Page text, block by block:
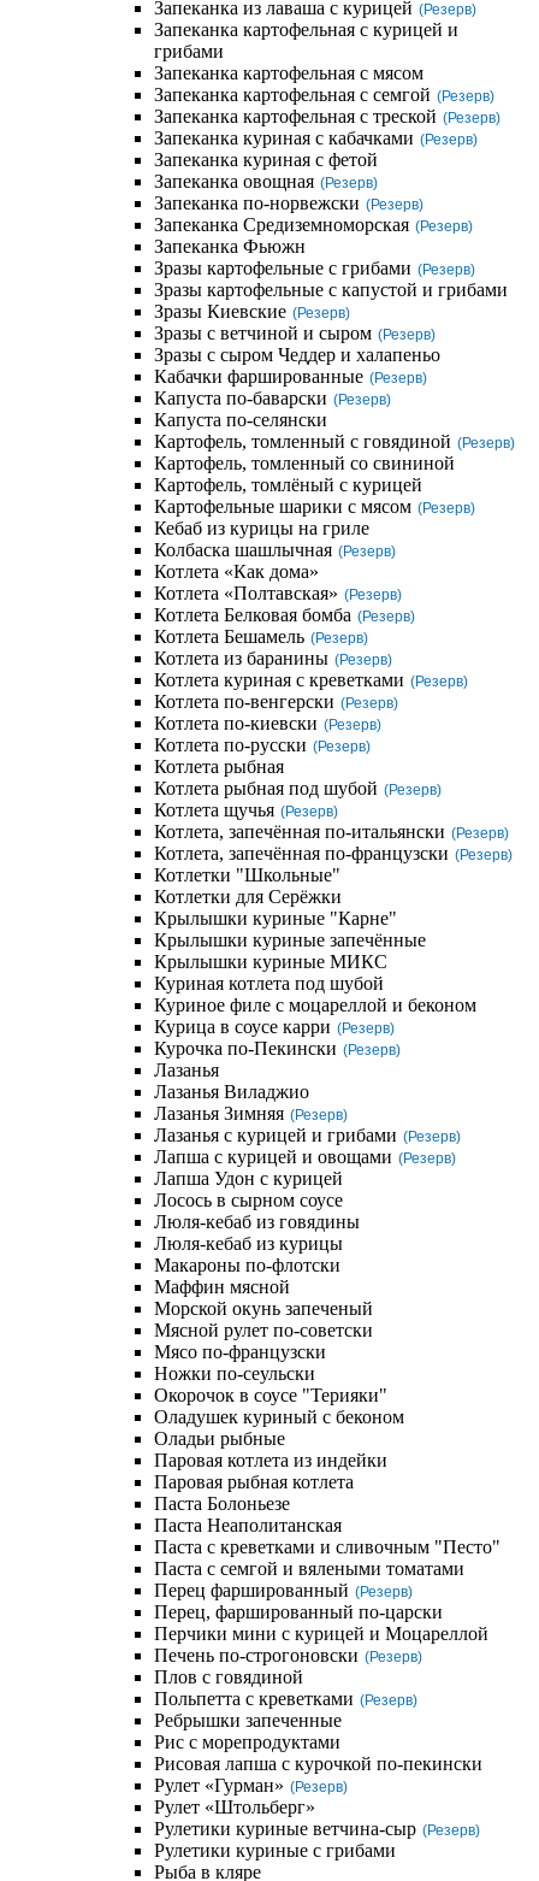
Запеканка из лаваша с курицей (Резерв)
Запеканка картофельная с курицей и
грибами
Запеканка картофельная с мясом
Запеканка картофельная с семгой (Резерв)
Запеканка картофельная с треской (Резерв)
Запеканка куриная с кабачками (Резерв)
Запеканка куриная с фетой
Запеканка овощная (Резерв)
Запеканка по-норвежски (Резерв)
Запеканка Средиземноморская (Резерв)
Запеканка Фьюжн
Зразы картофельные с грибами (Резерв)
Зразы картофельные с капустой и грибами
Зразы Киевские (Резерв)
Зразы с ветчиной и сыром (Резерв)
Зразы с сыром Чеддер и халапеньо
Кабачки фаршированные (Резерв)
Капуста по-баварски (Резерв)
Капуста по-селянски
Картофель, томленный с говядиной (Резерв)
Картофель, томленный со свининой
Картофель, томлёный с курицей
Картофельные шарики с мясом (Резерв)
Кебаб из курицы на гриле
Колбаска шашлычная (Резерв)
Котлета «Как дома»
Котлета «Полтавская» (Резерв)
Котлета Белковая бомба (Резерв)
Котлета Бешамель (Резерв)
Котлета из баранины (Резерв)
Котлета куриная с креветками (Резерв)
Котлета по-венгерски (Резерв)
Котлета по-киевски (Резерв)
Котлета по-русски (Резерв)
Котлета рыбная
Котлета рыбная под шубой (Резерв)
Котлета щучья (Резерв)
Котлета, запечённая по-итальянски (Резерв)
Котлета, запечённая по-французски (Резерв)
Котлетки "Школьные"
Котлетки для Серёжки
Крылышки куриные "Карне"
Крылышки куриные запечённые
Крылышки куриные МИКС
Куриная котлета под шубой
Куриное филе с моцареллой и беконом
Курица в соусе карри (Резерв)
Курочка по-Пекински (Резерв)
Лазанья
Лазанья Виладжио
Лазанья Зимняя (Резерв)
Лазанья с курицей и грибами (Резерв)
Лапша с курицей и овощами (Резерв)
Лапша Удон с курицей
Лосось в сырном соусе
Люля-кебаб из говядины
Люля-кебаб из курицы
Макароны по-флотски
Маффин мясной
Морской окунь запеченый
Мясной рулет по-советски
Мясо по-французски
Ножки по-сеульски
Окорочок в соусе "Терияки"
Оладушек куриный с беконом
Оладьи рыбные
Паровая котлета из индейки
Паровая рыбная котлета
Паста Болоньезе
Паста Неаполитанская
Паста с креветками и сливочным "Песто"
Паста с семгой и вялеными томатами
Перец фаршированный (Резерв)
Перец, фаршированный по-царски
Перчики мини с курицей и Моцареллой
Печень по-строгоновски (Резерв)
Плов с говядиной
Польпетта с креветками (Резерв)
Ребрышки запеченные
Рис с морепродуктами
Рисовая лапша с курочкой по-пекински
Рулет «Гурман» (Резерв)
Рулет «Штольберг»
Рулетики куриные ветчина-сыр (Резерв)
Рулетики куриные с грибами
Рыба в кляре